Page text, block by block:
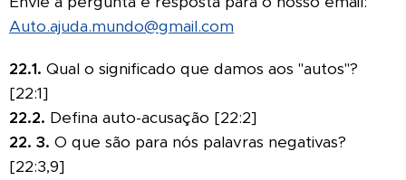
Auto.ajuda.mundo@gmail.com
22.1. Qual o significado que damos aos "autos"?
[22:1]
22.2. Defina auto-acusação [22:2]
22. 3. O que são para nós palavras negativas?
[22:3,9]